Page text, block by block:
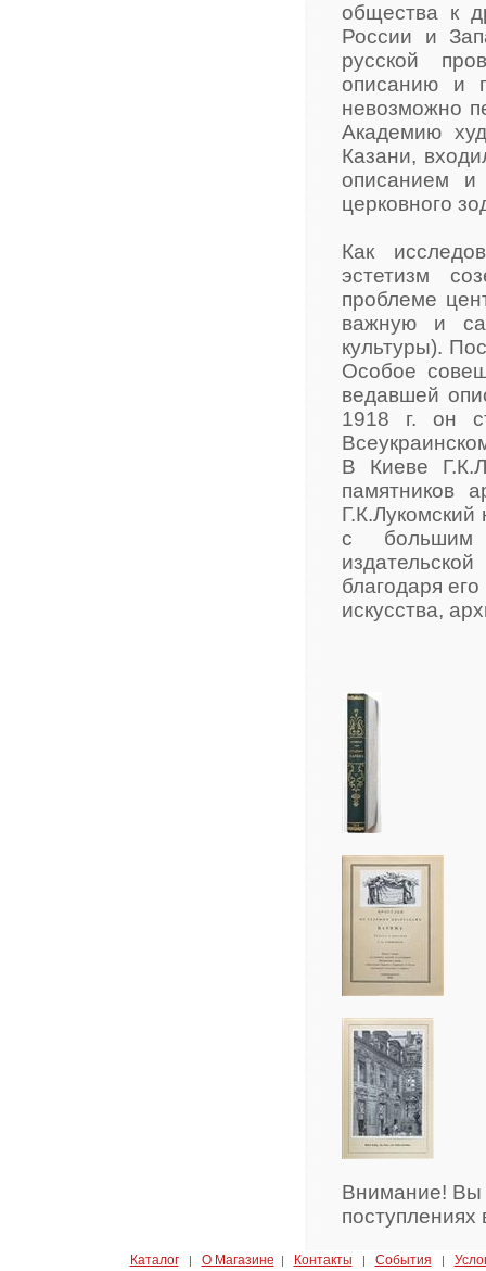
общества к
России и
русской
описанию и
невозможно
Академию
Казани,
описанием и
церковного
Как
эстетизм
проблеме
важную и
культуры).
Особое
ведавшей
1918 г. он
В Киеве
памятников
с большим
благодаря
искусства,
Внимание! Вы
Каталог| О Магазине | Контакты | События |